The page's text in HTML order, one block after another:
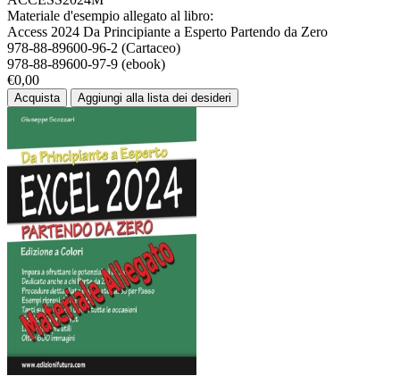
Materiale d'esempio allegato al libro:
Access 2024 Da Principiante a Esperto Partendo da Zero
978-88-89600-96-2 (Cartaceo)
978-88-89600-97-9 (ebook)
€0,00
Acquista Aggiungi alla lista dei desideri